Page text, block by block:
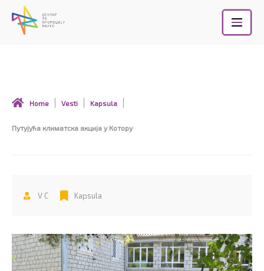
content
Home Vesti Kapsula
Путујућа климатска акција у Котору
V C Kapsula